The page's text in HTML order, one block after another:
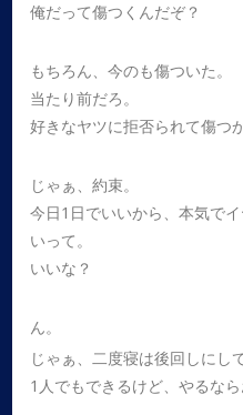
俺だって傷つくんだぞ？
もちろん、今のも傷ついた。
当たり前だろ。
好きなヤツに拒否られて傷つ
じゃぁ、約束。
今日1日でいいから、本気で
いって。
いいな？
ん。
じゃぁ、二度寝は後回しにし
1人でもできるけど、やるなら